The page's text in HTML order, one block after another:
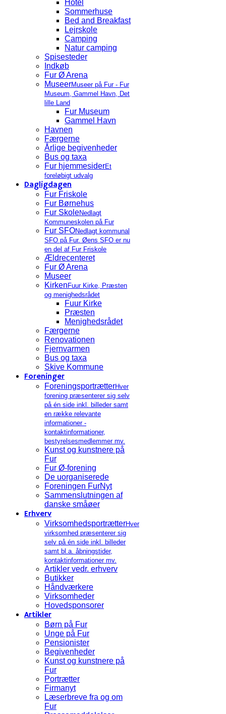
Hotel
Sommerhuse
Bed and Breakfast
Lejrskole
Camping
Natur camping
Spisesteder
Indkøb
Fur Ø Arena
MuseerMuseer på Fur - Fur
Museum, Gammel Havn, Det
lille Land
Fur Museum
Gammel Havn
Havnen
Færgerne
Årlige begivenheder
Bus og taxa
Fur hjemmesiderEt
foreløbigt udvalg
Dagligdagen
Fur Friskole
Fur Børnehus
Fur SkoleNedlagt
Kommuneskolen på Fur
Fur SFONedlagt kommunal
SFO på Fur. Øens SFO er nu
en del af Fur Friskole
Ældrecenteret
Fur Ø Arena
Museer
Kirken Fuur Kirke, Præsten
og menighedsrådet
Fuur Kirke
Præsten
Menighedsrådet
Færgerne
Renovationen
Fjernvarmen
Bus og taxa
Skive Kommune
Foreninger
ForeningsportrætterHver
forening præsenterer sig selv
på én side inkl. billeder samt
en række relevante
informationer -
kontaktinformationer,
bestyrelsesmedlemmer mv.
Kunst og kunstnere på
Fur
Fur Ø-forening
De uorganiserede
Foreningen FurNyt
Sammenslutningen af
danske småøer
Erhverv
VirksomhedsportrætterHver
virksomhed præsenterer sig
selv på én side inkl. billeder
samt bl.a. åbningstider,
kontaktinformationer mv.
Artikler vedr. erhverv
Butikker
Håndværkere
Virksomheder
Hovedsponsorer
Artikler
Børn på Fur
Unge på Fur
Pensionister
Begivenheder
Kunst og kunstnere på
Fur
Portrætter
Firmanyt
Læserbreve fra og om
Fur